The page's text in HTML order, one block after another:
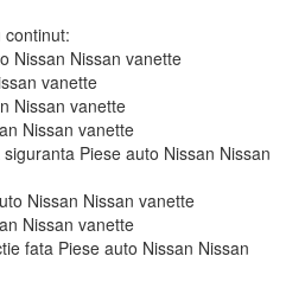
continut:
Nissan Nissan vanette
vanette
Nissan vanette
Nissan vanette
Piese auto Nissan Nissan
Nissan Nissan vanette
Nissan vanette
fata Piese auto Nissan Nissan